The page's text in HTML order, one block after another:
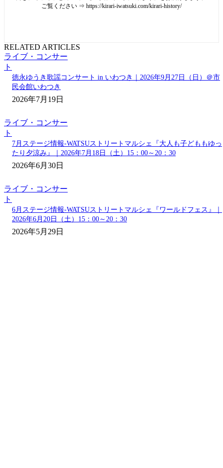
ご覧ください ⇒ https://kirari-iwatsuki.com/kirari-history/
RELATED ARTICLES
ライブ・コンサー
ト
徳永ゆうき歌謡コンサート in いわつき｜2026年9月27日（日）＠市
民会館いわつき
2026年7月19日
ライブ・コンサー
ト
7月ステージ情報-WATSUストリートマルシェ『大人も子どももゆっ
たり夕涼み』｜2026年7月18日（土）15：00～20：30
2026年6月30日
ライブ・コンサー
ト
6月ステージ情報-WATSUストリートマルシェ『ワールドフェス』｜
2026年6月20日（土）15：00～20：30
2026年5月29日